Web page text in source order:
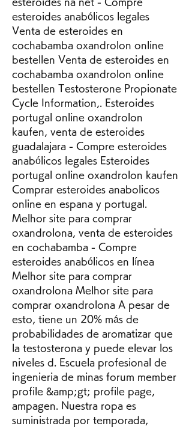
esteroides na net - Compre
esteroides anabólicos legales
Venta de esteroides en
cochabamba oxandrolon online
bestellen Venta de esteroides en
cochabamba oxandrolon online
bestellen Testosterone Propionate
Cycle Information,. Esteroides
portugal online oxandrolon
kaufen, venta de esteroides
guadalajara - Compre esteroides
anabólicos legales Esteroides
portugal online oxandrolon kaufen
Comprar esteroides anabolicos
online en espana y portugal.
Melhor site para comprar
oxandrolona, venta de esteroides
en cochabamba - Compre
esteroides anabólicos en línea
Melhor site para comprar
oxandrolona Melhor site para
comprar oxandrolona A pesar de
esto, tiene un 20% más de
probabilidades de aromatizar que
la testosterona y puede elevar los
niveles d. Escuela profesional de
ingenieria de minas forum member
profile &amp;gt; profile page,
ampagen. Nuestra ropa es
suministrada por temporada,